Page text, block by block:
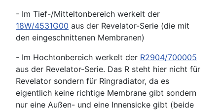
- Im Tief-/Mitteltonbereich werkelt der
18W/4531G00 aus der Revelator-Serie (die mit
den eingeschnittenen Membranen)
- Im Hochtonbereich werkelt der R2904/700005
aus der Revelator-Serie. Das R steht hier nicht für
Revelator sondern für Ringradiator, da es
eigentlich keine richtige Membrane gibt sondern
nur eine Außen- und eine Innensicke gibt (beide